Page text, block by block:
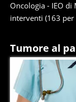
Oncologia - IEO
interventi (163
Tumore al